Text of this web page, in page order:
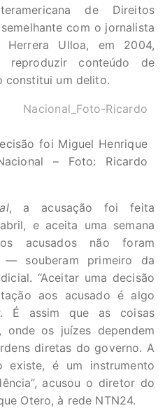
de Direitos
com o jornalista
Herrera Ulloa, em 2004,
conteúdo de
constitui um delito.
foi Miguel Henrique
– Foto: Ricardo
, a acusação foi feita
e aceita uma semana
acusados não foram
— souberam primeiro da
“Aceitar uma decisão
aos acusado é algo
É assim que as coisas
onde os juízes dependem
diretas do governo. A
existe, é um instrumento
acusou o diretor do
Otero, à rede NTN24.